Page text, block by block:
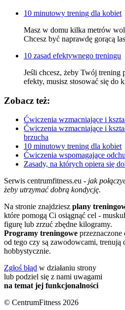
10 minutowy trening dla kobiet
Masz w domu kilka metrów
Chcesz być naprawdę gorącą
10 zasad efektywnego treningu
Jeśli chcesz, żeby Twój trening
efekty, musisz stosować się do
Zobacz też:
Ćwiczenia wzmacniające i
Ćwiczenia wzmacniające i
brzucha
10 minutowy trening dla kobiet
Ćwiczenia wspomagające
Zasady, na których opiera się
Serwis centrumfitness.eu - jak
żeby utrzymać dobrą kondycję.
Na stronie znajdziesz plany
które pomogą Ci osiągnąć cel -
figurę lub zrzuć zbędne kilogramy.
Programy treningowe przeznaczone
od tego czy są zawodowcami, trenują
hobbystycznie.
Zgłoś błąd w działaniu strony
lub podziel się z nami uwagami
na temat jej funkcjonalności
© CentrumFitness 2026